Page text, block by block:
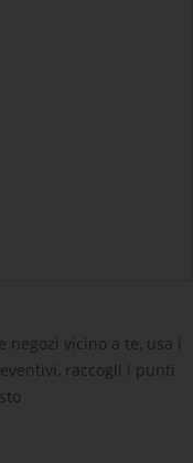
negozi vicino a te, usa i
raccogli i punti